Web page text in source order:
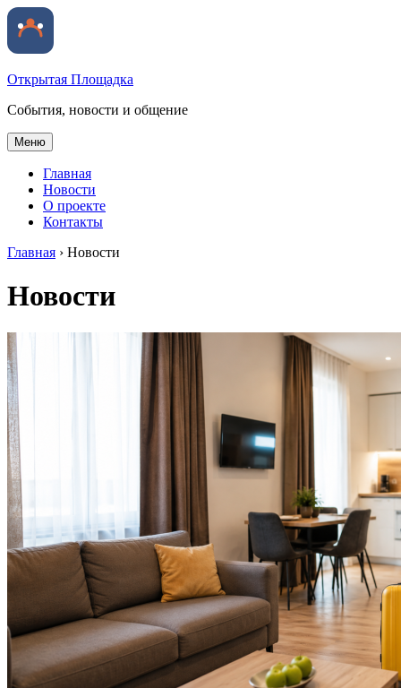
Открытая Площадка
События, новости и общение
Меню
Главная
Новости
О проекте
Контакты
Главная › Новости
Новости